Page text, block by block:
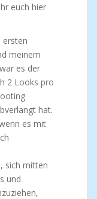
euch hier
ersten
meinem
es der
2 Looks pro
hat.
es mit
sich mitten
und